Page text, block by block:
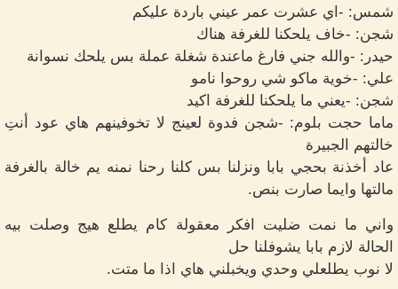
شمس: -اي عشرت عمر عيني باردة عليكم
شجن: -خاف يلحكنا للغرفة هناك
حيدر: -والله جني فارغ ماعندة شغلة عملة بس يلحك نسوانة
علي: -خوية ماكو شي روحوا نامو
شجن: -يعني ما يلحكنا للغرفة اكيد
ماما حجت بلوم: -شجن فدوة لعينج لا تخوفينهم هاي عود أنتِ
خالتهم الجبيرة
عاد أخذنة بحجي بابا ونزلنا بس كلنا رحنا نمنه يم خالة بالغرفة
مالتها وايما صارت بنص.
واني ما نمت ضليت افكر معقولة كام يطلع هيج وصلت بيه
الحالة لازم بابا يشوفلنا حل
لا نوب يطلعلي وحدي ويخبلني هاي اذا ما متت.